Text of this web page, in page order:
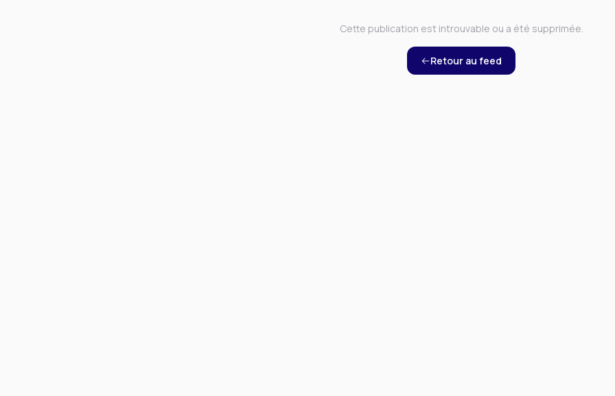
Cette publication est introuvable ou a été supprimée.
Retour au feed